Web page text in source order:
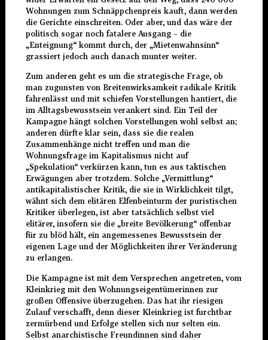
Wohnungen zum Schnäppchenpreis kauft, dann werden
die Gerichte einschreiten. Oder aber, und das wäre der
politisch sogar noch fatalere Ausgang – die
„Enteignung“ kommt durch, der „Mietenwahnsinn“
grassiert jedoch auch danach munter weiter.
Zum anderen geht es um die strategische Frage, ob
man zugunsten von Breitenwirksamkeit radikale Kritik
fahrenlässt und mit schiefen Vorstellungen hantiert, die
im Alltagsbewusstsein verankert sind. Ein Teil der
Kampagne hängt solchen Vorstellungen wohl selbst an;
anderen dürfte klar sein, dass sie die realen
Zusammenhänge nicht treffen und man die
Wohnungsfrage im Kapitalismus nicht auf
„Spekulation“ verkürzen kann, tun es aus taktischen
Erwägungen aber trotzdem. Solche „Vermittlung“
antikapitalistischer Kritik, die sie in Wirklichkeit tilgt,
wähnt sich dem elitären Elfenbeinturm der puristischen
Kritiker überlegen, ist aber tatsächlich selbst viel
elitärer, insofern sie die „breite Bevölkerung“ offenbar
für zu blöd hält, ein angemessenes Bewusstsein der
eigenen Lage und der Möglichkeiten ihrer Veränderung
zu erlangen.
Die Kampagne ist mit dem Versprechen angetreten, vom
Kleinkrieg mit den Wohnungseigentümerinnen zur
großen Offensive überzugehen. Das hat ihr riesigen
Zulauf verschafft, denn dieser Kleinkrieg ist furchtbar
zermürbend und Erfolge stellen sich nur selten ein.
Selbst anarchistische Freundinnen sind daher